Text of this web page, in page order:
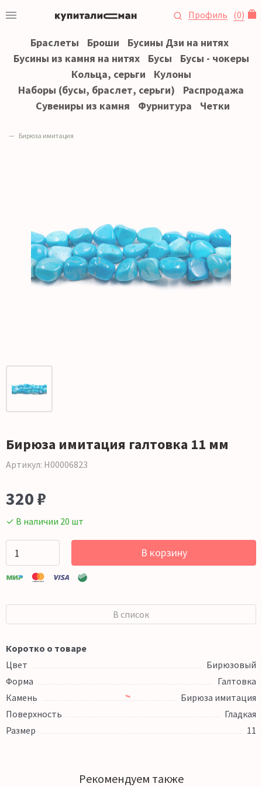
Профиль (0)
Браслеты Броши
Бусины Дзи на нитях
Бусины из камня на нитях
Бусы
Бусы - чокеры
Кольца, серьги
Кулоны
Наборы (бусы, браслет, серьги)
Распродажа
Сувениры из камня
Фурнитура Четки
Бирюза имитация
Бирюза имитация галтовка 11 мм
Артикул: Н00006823
320 ₽
✓ В наличии 20 шт
В корзину
В список
Коротко о товаре
Цвет
Бирюзовый
Форма
Галтовка
Камень
Бирюза имитация
Поверхность
Гладкая
Размер
11
Рекомендуем также